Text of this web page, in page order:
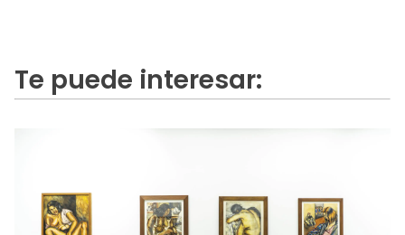
Te puede interesar: